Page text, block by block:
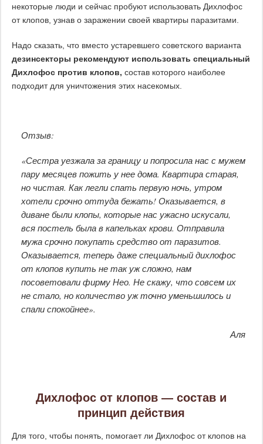
некоторые люди и сейчас пробуют использовать Дихлофос
от клопов, узнав о заражении своей квартиры паразитами.
Надо сказать, что вместо устаревшего советского варианта
дезинсекторы рекомендуют использовать специальный
Дихлофос против клопов, состав которого наиболее
подходит для уничтожения этих насекомых.
Отзыв:
«Сестра уезжала за границу и попросила нас с мужем
пару месяцев пожить у нее дома. Квартира старая,
но чистая. Как легли спать первую ночь, утром
хотели срочно оттуда бежать! Оказывается, в
диване были клопы, которые нас ужасно искусали,
вся постель была в капельках крови. Отправила
мужа срочно покупать средство от паразитов.
Оказывается, теперь даже специальный дихлофос
от клопов купить не так уж сложно, нам
посоветовали фирму Нео. Не скажу, что совсем их
не стало, но количество уж точно уменьшилось и
спали спокойнее».
Аля
Дихлофос от клопов — состав и
принцип действия
Для того, чтобы понять, помогает ли Дихлофос от клопов на